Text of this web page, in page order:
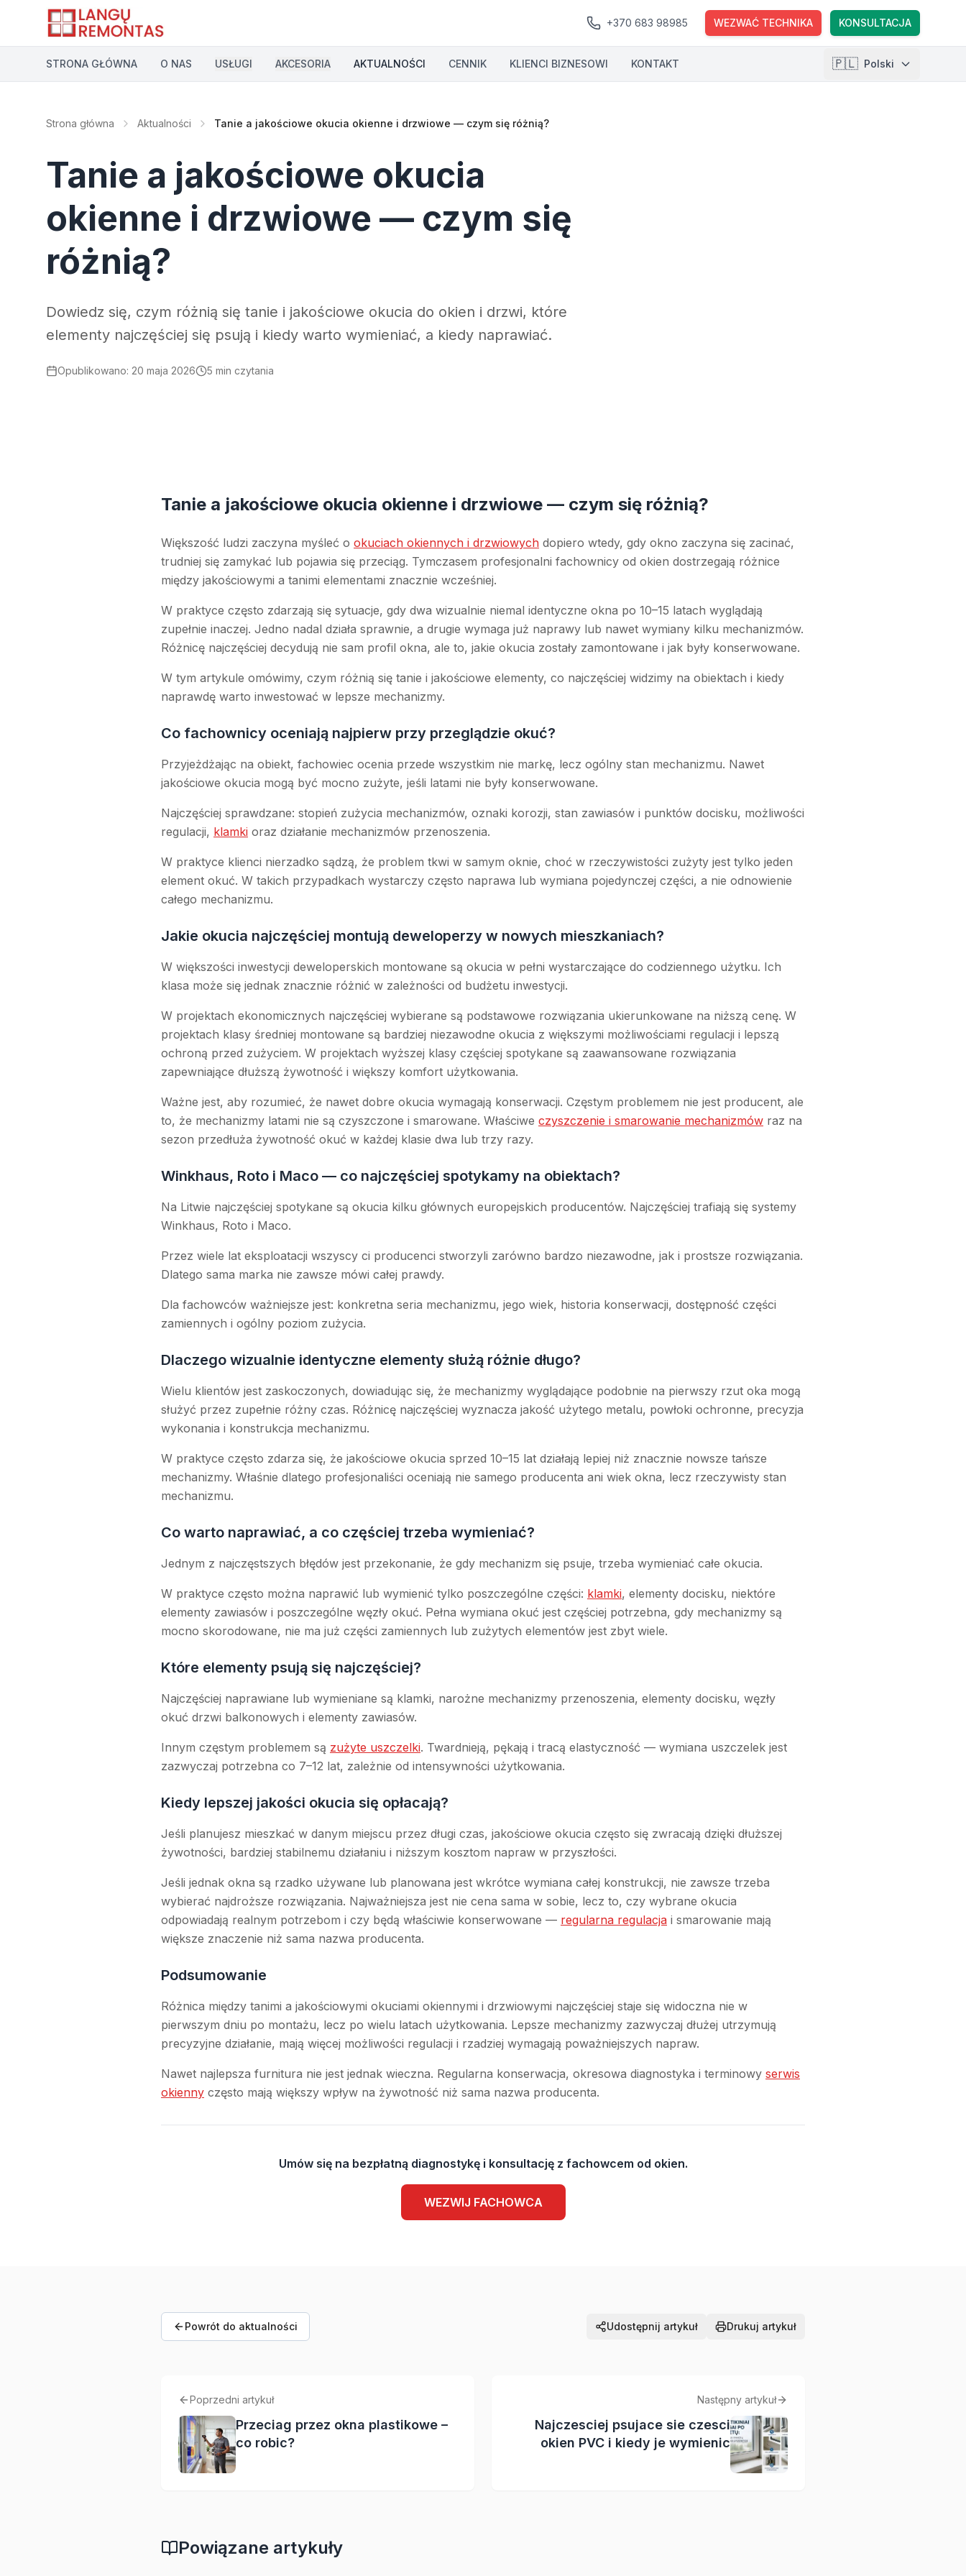
Przejdź do głównej treści
+370 683 98985 WEZWAĆ TECHNIKA KONSULTACJA
STRONA GŁÓWNA O NAS USŁUGI AKCESORIA AKTUALNOŚCI CENNIK KLIENCI BIZNESOWI KONTAKT 🇵🇱 Polski
Strona główna Aktualności Tanie a jakościowe okucia okienne i drzwiowe — czym się różnią?
Tanie a jakościowe okucia
okienne i drzwiowe — czym się
różnią?
Dowiedz się, czym różnią się tanie i jakościowe okucia do okien i drzwi, które
elementy najczęściej się psują i kiedy warto wymieniać, a kiedy naprawiać.
Opublikowano: 20 maja 2026 5 min czytania
Tanie a jakościowe okucia okienne i drzwiowe — czym się różnią?
Większość ludzi zaczyna myśleć o okuciach okiennych i drzwiowych dopiero wtedy, gdy okno zaczyna się zacinać,
trudniej się zamykać lub pojawia się przeciąg. Tymczasem profesjonalni fachownicy od okien dostrzegają różnice
między jakościowymi a tanimi elementami znacznie wcześniej.
W praktyce często zdarzają się sytuacje, gdy dwa wizualnie niemal identyczne okna po 10–15 latach wyglądają
zupełnie inaczej. Jedno nadal działa sprawnie, a drugie wymaga już naprawy lub nawet wymiany kilku mechanizmów.
Różnicę najczęściej decydują nie sam profil okna, ale to, jakie okucia zostały zamontowane i jak były konserwowane.
W tym artykule omówimy, czym różnią się tanie i jakościowe elementy, co najczęściej widzimy na obiektach i kiedy
naprawdę warto inwestować w lepsze mechanizmy.
Co fachownicy oceniają najpierw przy przeglądzie okuć?
Przyjeżdżając na obiekt, fachowiec ocenia przede wszystkim nie markę, lecz ogólny stan mechanizmu. Nawet
jakościowe okucia mogą być mocno zużyte, jeśli latami nie były konserwowane.
Najczęściej sprawdzane: stopień zużycia mechanizmów, oznaki korozji, stan zawiasów i punktów docisku, możliwości
regulacji, klamki oraz działanie mechanizmów przenoszenia.
W praktyce klienci nierzadko sądzą, że problem tkwi w samym oknie, choć w rzeczywistości zużyty jest tylko jeden
element okuć. W takich przypadkach wystarczy często naprawa lub wymiana pojedynczej części, a nie odnowienie
całego mechanizmu.
Jakie okucia najczęściej montują deweloperzy w nowych mieszkaniach?
W większości inwestycji deweloperskich montowane są okucia w pełni wystarczające do codziennego użytku. Ich
klasa może się jednak znacznie różnić w zależności od budżetu inwestycji.
W projektach ekonomicznych najczęściej wybierane są podstawowe rozwiązania ukierunkowane na niższą cenę. W
projektach klasy średniej montowane są bardziej niezawodne okucia z większymi możliwościami regulacji i lepszą
ochroną przed zużyciem. W projektach wyższej klasy częściej spotykane są zaawansowane rozwiązania
zapewniające dłuższą żywotność i większy komfort użytkowania.
Ważne jest, aby rozumieć, że nawet dobre okucia wymagają konserwacji. Częstym problemem nie jest producent, ale
to, że mechanizmy latami nie są czyszczone i smarowane. Właściwe czyszczenie i smarowanie mechanizmów raz na
sezon przedłuża żywotność okuć w każdej klasie dwa lub trzy razy.
Winkhaus, Roto i Maco — co najczęściej spotykamy na obiektach?
Na Litwie najczęściej spotykane są okucia kilku głównych europejskich producentów. Najczęściej trafiają się systemy
Winkhaus, Roto i Maco.
Przez wiele lat eksploatacji wszyscy ci producenci stworzyli zarówno bardzo niezawodne, jak i prostsze rozwiązania.
Dlatego sama marka nie zawsze mówi całej prawdy.
Dla fachowców ważniejsze jest: konkretna seria mechanizmu, jego wiek, historia konserwacji, dostępność części
zamiennych i ogólny poziom zużycia.
Dlaczego wizualnie identyczne elementy służą różnie długo?
Wielu klientów jest zaskoczonych, dowiadując się, że mechanizmy wyglądające podobnie na pierwszy rzut oka mogą
służyć przez zupełnie różny czas. Różnicę najczęściej wyznacza jakość użytego metalu, powłoki ochronne, precyzja
wykonania i konstrukcja mechanizmu.
W praktyce często zdarza się, że jakościowe okucia sprzed 10–15 lat działają lepiej niż znacznie nowsze tańsze
mechanizmy. Właśnie dlatego profesjonaliści oceniają nie samego producenta ani wiek okna, lecz rzeczywisty stan
mechanizmu.
Co warto naprawiać, a co częściej trzeba wymieniać?
Jednym z najczęstszych błędów jest przekonanie, że gdy mechanizm się psuje, trzeba wymieniać całe okucia.
W praktyce często można naprawić lub wymienić tylko poszczególne części: klamki, elementy docisku, niektóre
elementy zawiasów i poszczególne węzły okuć. Pełna wymiana okuć jest częściej potrzebna, gdy mechanizmy są
mocno skorodowane, nie ma już części zamiennych lub zużytych elementów jest zbyt wiele.
Które elementy psują się najczęściej?
Najczęściej naprawiane lub wymieniane są klamki, narożne mechanizmy przenoszenia, elementy docisku, węzły
okuć drzwi balkonowych i elementy zawiasów.
Innym częstym problemem są zużyte uszczelki. Twardnieją, pękają i tracą elastyczność — wymiana uszczelek jest
zazwyczaj potrzebna co 7–12 lat, zależnie od intensywności użytkowania.
Kiedy lepszej jakości okucia się opłacają?
Jeśli planujesz mieszkać w danym miejscu przez długi czas, jakościowe okucia często się zwracają dzięki dłuższej
żywotności, bardziej stabilnemu działaniu i niższym kosztom napraw w przyszłości.
Jeśli jednak okna są rzadko używane lub planowana jest wkrótce wymiana całej konstrukcji, nie zawsze trzeba
wybierać najdroższe rozwiązania. Najważniejsza jest nie cena sama w sobie, lecz to, czy wybrane okucia
odpowiadają realnym potrzebom i czy będą właściwie konserwowane — regularna regulacja i smarowanie mają
większe znaczenie niż sama nazwa producenta.
Podsumowanie
Różnica między tanimi a jakościowymi okuciami okiennymi i drzwiowymi najczęściej staje się widoczna nie w
pierwszym dniu po montażu, lecz po wielu latach użytkowania. Lepsze mechanizmy zazwyczaj dłużej utrzymują
precyzyjne działanie, mają więcej możliwości regulacji i rzadziej wymagają poważniejszych napraw.
Nawet najlepsza furnitura nie jest jednak wieczna. Regularna konserwacja, okresowa diagnostyka i terminowy serwis
okienny często mają większy wpływ na żywotność niż sama nazwa producenta.
Umów się na bezpłatną diagnostykę i konsultację z fachowcem od okien.
WEZWIJ FACHOWCA
Powrót do aktualności Udostępnij artykuł Drukuj artykuł
Poprzedni artykuł
Przeciag przez okna plastikowe –
co robic?
Następny artykuł
Najczesciej psujace sie czesci
okien PVC i kiedy je wymienic
Powiązane artykuły